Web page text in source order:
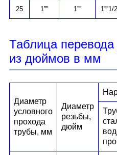
25 1'''' 1'''' 1''''1/
Таблица
из дюймов в мм
Диаметр
условного
прохода
трубы, мм
Диаметр
резьбы,
дюйм